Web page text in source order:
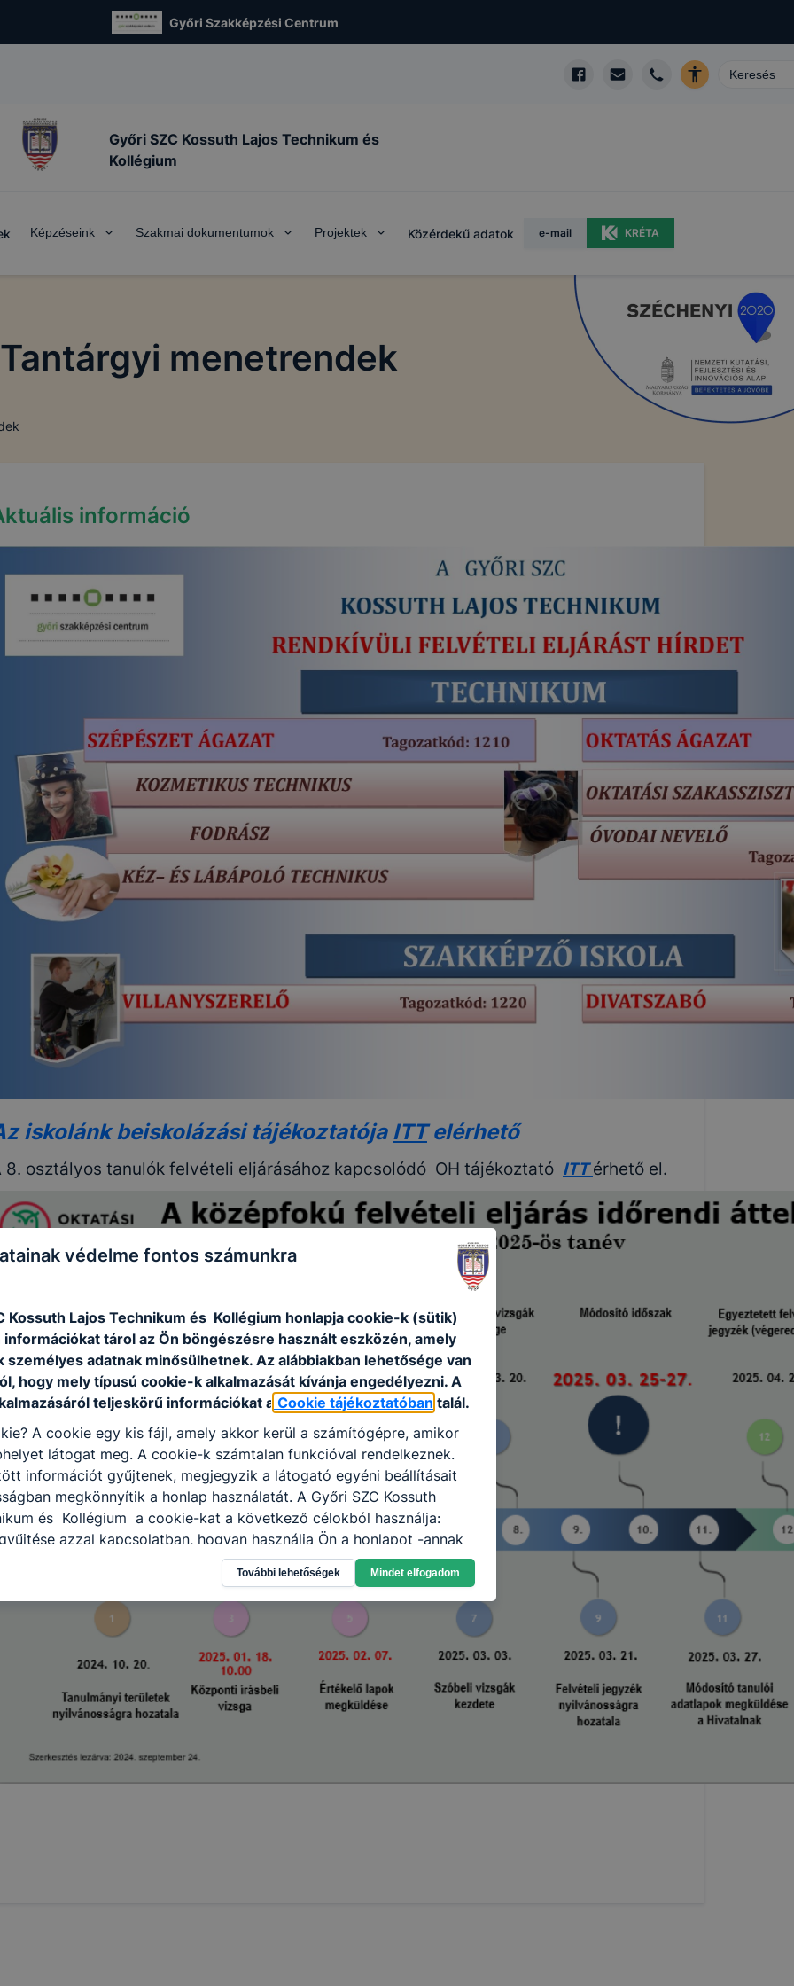
Győri Szakképzési Centrum
Győri SZC Kossuth Lajos Technikum és
Kollégium
Képzéseink Szakmai dokumentumok Projektek Közérdekű adatok e-mail KRÉTA
Tantárgyi menetrendek
információ
iskolánk beiskolázási tájékoztatója ITTelérhető
8. osztályos tanulók felvételi eljárásához kapcsolódó OH tájékoztató ITT érhető el.
védelme fontos számunkra
Kossuth Lajos Technikum és Kollégium honlapja cookie-k (sütik)
tárol az Ön böngészésre használt eszközén, amely
személyes adatnak minősülhetnek. Az alábbiakban lehetősége van
hogy mely típusú cookie-k alkalmazását kívánja engedélyezni. A
teljeskörű információkat a Cookie tájékoztatóban talál.
A cookie egy kis fájl, amely akkor kerül a számítógépre, amikor
látogat meg. A cookie-k számtalan funkcióval rendelkeznek.
információt gyűjtenek, megjegyzik a látogató egyéni beállításait
megkönnyítik a honlap használatát. A Győri SZC Kossuth
és Kollégium a cookie-kat a következő célokból használja:
azzal kapcsolatban, hogyan használja Ön a honlapot -annak
hogy a honlap melyik részeit látogatja, vagy használja leginkább,
hogyan biztosítsunk Önnek még jobb felhasználói élményt, ha
oldalunkat, honlap fejlesztése. Hogyan ellenőrizheti és hogyan
a cookie-kat? Minden modern böngésző engedélyezi a cookie-k
elfogadja a cookie-kat, de ezek általában megváltoztathatók.
hogy mivel a cookie-k célja honlapunk használhatóságának és
megkönnyítése vagy lehetővé tétele, a cookie-k alkalmazásának
honlapunk funkcióinak teljes körű használatára, vagy a honlap a
További lehetőségek Mindet elfogadom